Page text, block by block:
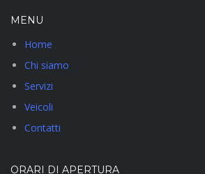
MENU
Home
Chi siamo
Servizi
Veicoli
Contatti
ORARI DI APERTURA